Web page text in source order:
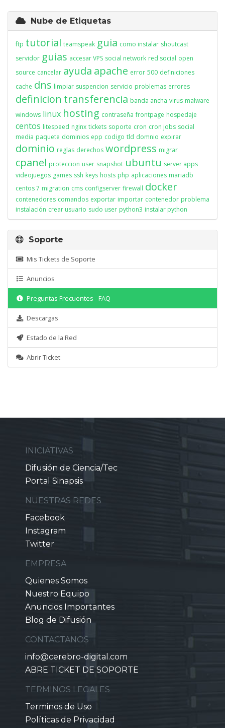
Nube de Etiquetas
ftp tutorial teamspeak guia como instalar shoutcast
servidor guias accesar VPS social network red social open
source cancelar ayuda apache error 500 definiciones
cache dns limpiar suspencion servicio problemas errores
definicion transferencia banda ancha virus malware
windows linux hosting contraseña frontpage hospedaje
centos litespeed nginx tickets soporte cron cron jobs social
media paquete dominios epp codigo tld domnio expirar
dominio reglas derechos wordpress migrar
cpanel proteccion user snapshot ubuntu server apps
videojuegos games ssh keys hosts php aplicaciones mariadb
centos 7 migration cms configserver firewall docker
contenedores comandos exportar importar contenedor problema
instalación crear usuario sudo user python3 instalar python
Soporte
Mis Tickets de Soporte
Anuncios
Preguntas Frecuentes - FAQ
Descargas
Estado de la Red
Abrir Ticket
INICIATIVAS
Difusión de Ciencia/Tec
Portal Sinapsis
NUESTRAS REDES
Facebook
Instagram
Twitter
EMPRESA
Quienes Somos
Nuestro Equipo
Anuncios Importantes
Blog de Difusión
CONTACTANOS
info@cerebro-digital.com
ABRE TICKET DE SOPORTE
TERMINOS LEGALES
Terminos de Uso
Políticas de Privacidad